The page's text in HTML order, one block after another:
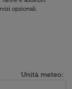
opzionali.
Unità meteo: